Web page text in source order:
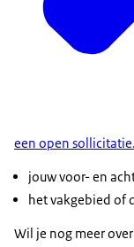
een open sollicitatie.
jouw voor- en
het vakgebied of
Wil je nog meer